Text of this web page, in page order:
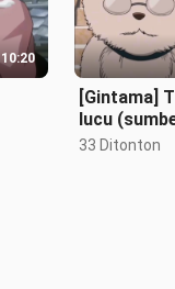
10:20
[Gintama]
lucu
33 Ditonton